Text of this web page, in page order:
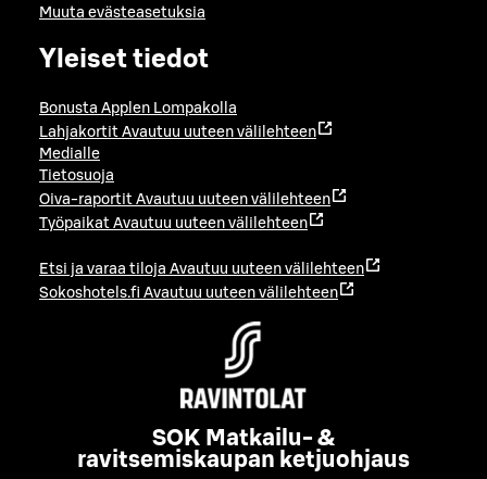
Muuta evästeasetuksia
Yleiset tiedot
Bonusta Applen Lompakolla
Lahjakortit Avautuu uuteen välilehteen
Medialle
Tietosuoja
Oiva-raportit Avautuu uuteen välilehteen
Työpaikat Avautuu uuteen välilehteen
Etsi ja varaa tiloja Avautuu uuteen välilehteen
Sokoshotels.fi Avautuu uuteen välilehteen
SOK Matkailu- &
ravitsemiskaupan ketjuohjaus